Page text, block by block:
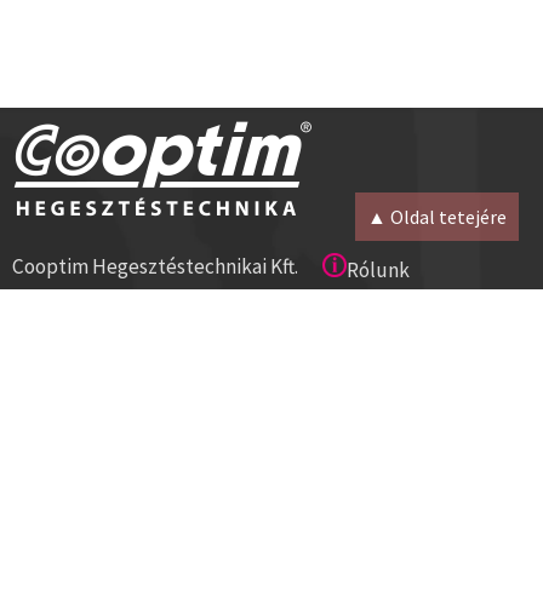
▲ Oldal tetejére
Cooptim Hegesztéstechnikai Kft. Rólunk